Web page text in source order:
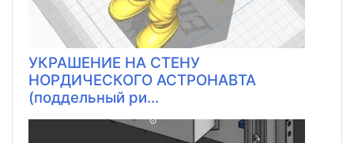
УКРАШЕНИЕ НА СТЕНУ
НОРДИЧЕСКОГО АСТРОНАВТА
(поддельный ри...